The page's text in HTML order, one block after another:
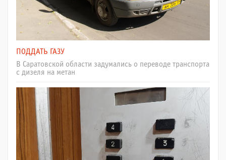
ПОДДАТЬ ГАЗУ
В Саратовской области задумались о переводе транспорта
с дизеля на метан